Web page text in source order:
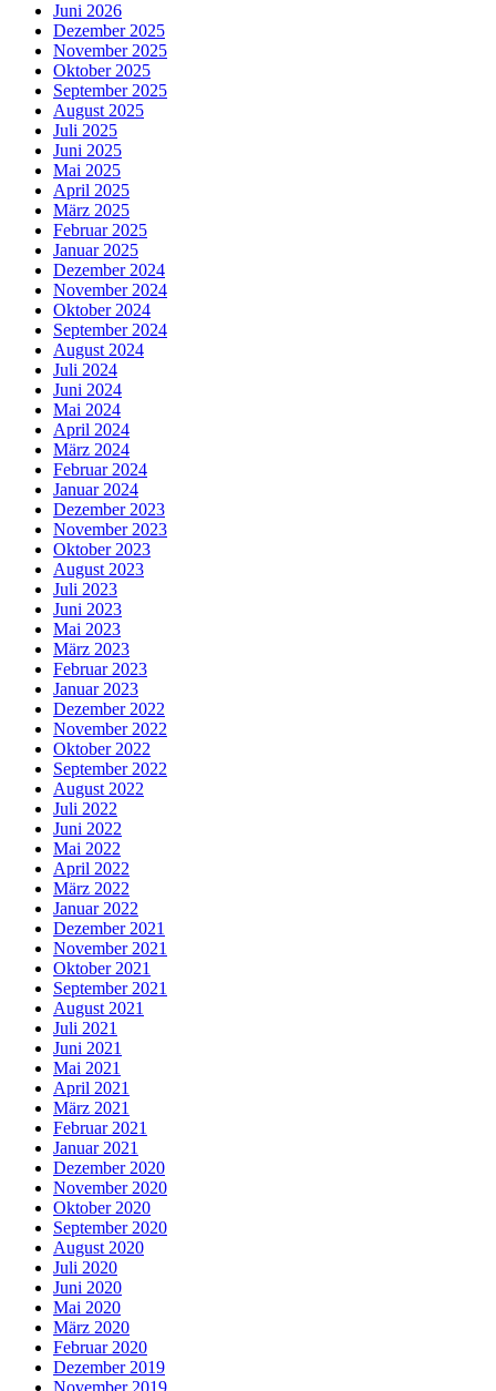
Juni 2026
Dezember 2025
November 2025
Oktober 2025
September 2025
August 2025
Juli 2025
Juni 2025
Mai 2025
April 2025
März 2025
Februar 2025
Januar 2025
Dezember 2024
November 2024
Oktober 2024
September 2024
August 2024
Juli 2024
Juni 2024
Mai 2024
April 2024
März 2024
Februar 2024
Januar 2024
Dezember 2023
November 2023
Oktober 2023
August 2023
Juli 2023
Juni 2023
Mai 2023
März 2023
Februar 2023
Januar 2023
Dezember 2022
November 2022
Oktober 2022
September 2022
August 2022
Juli 2022
Juni 2022
Mai 2022
April 2022
März 2022
Januar 2022
Dezember 2021
November 2021
Oktober 2021
September 2021
August 2021
Juli 2021
Juni 2021
Mai 2021
April 2021
März 2021
Februar 2021
Januar 2021
Dezember 2020
November 2020
Oktober 2020
September 2020
August 2020
Juli 2020
Juni 2020
Mai 2020
März 2020
Februar 2020
Dezember 2019